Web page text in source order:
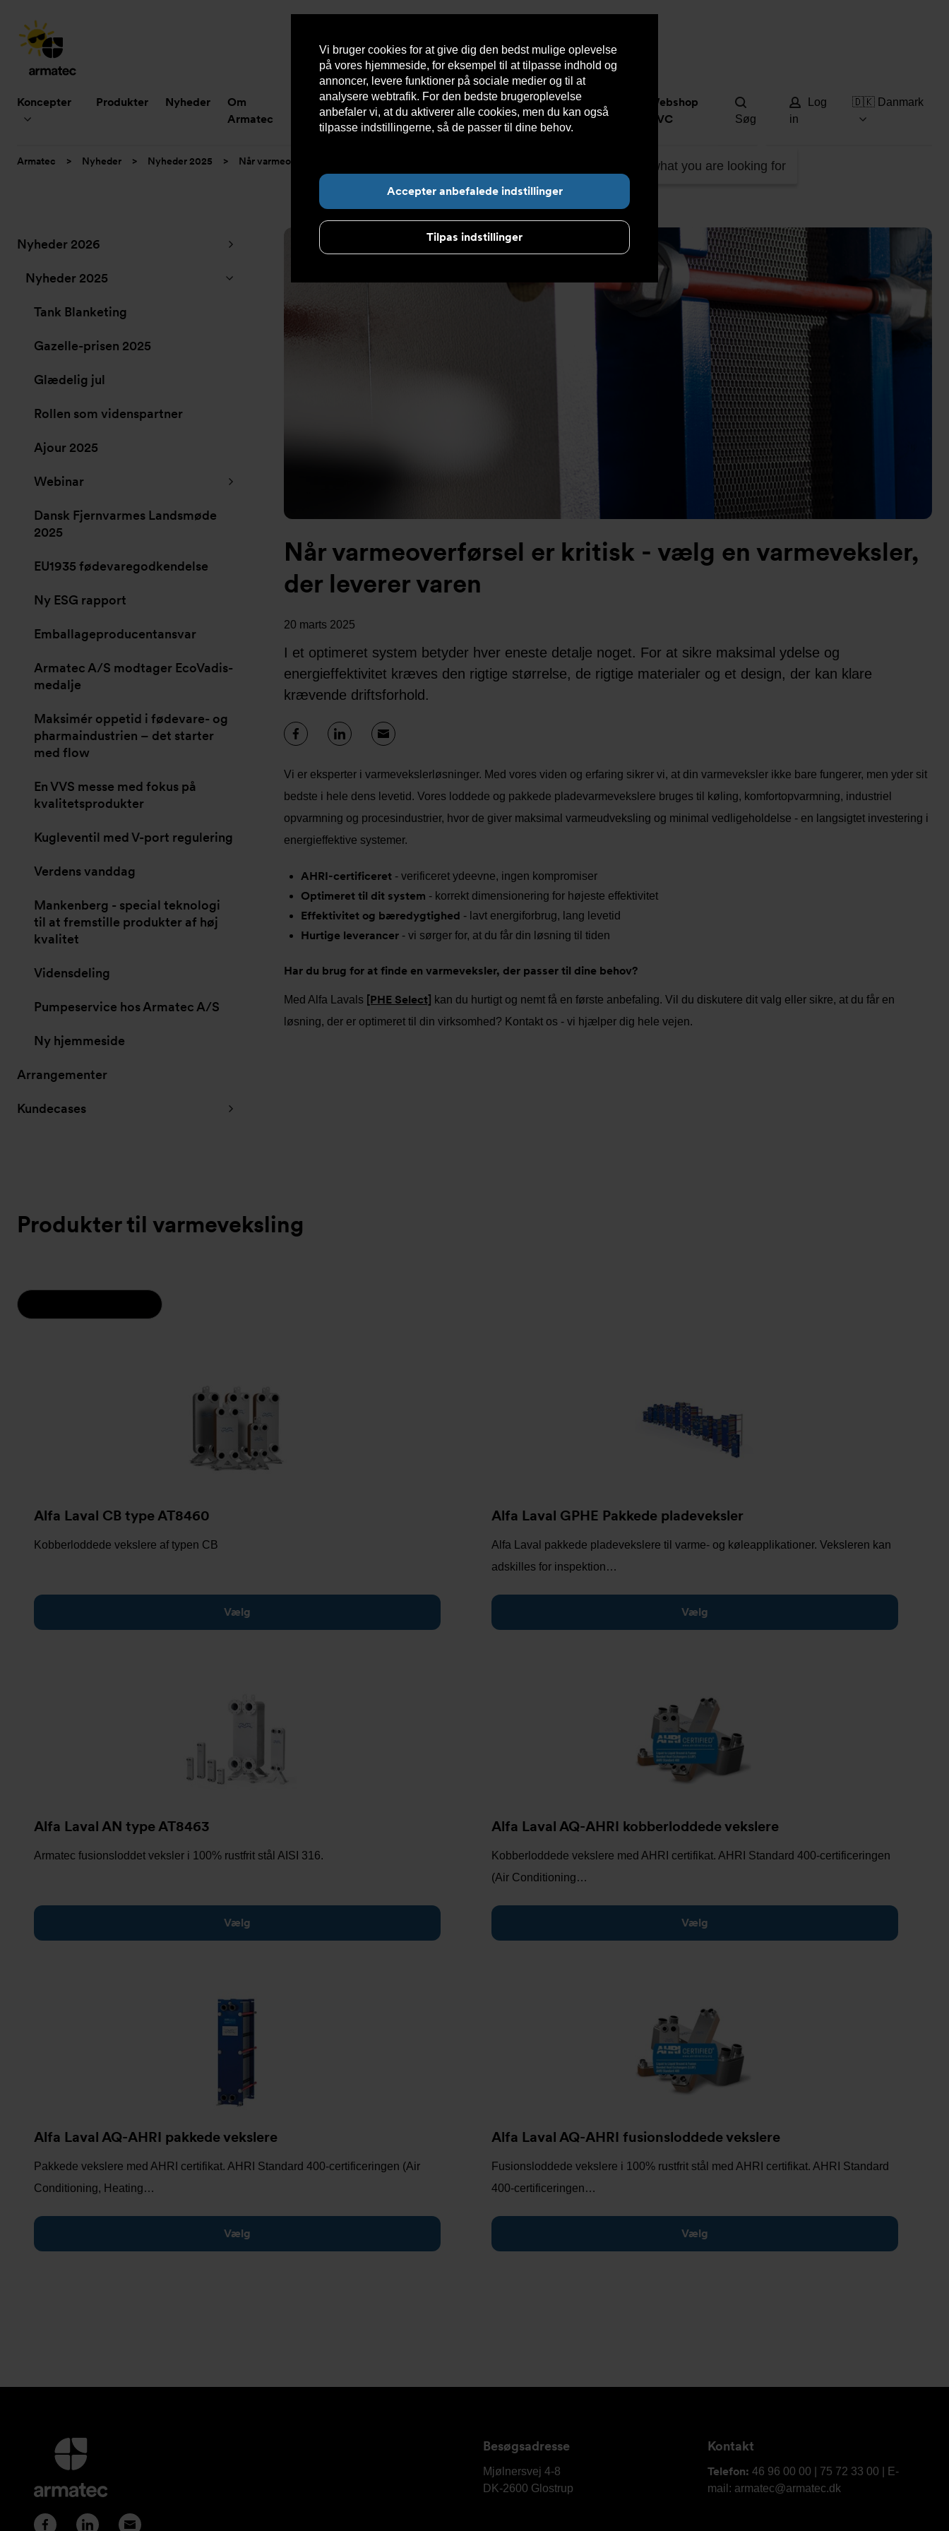
Vi bruger cookies for at give dig den bedst mulige oplevelse
på vores hjemmeside, for eksempel til at tilpasse indhold og
annoncer, levere funktioner på sociale medier og til at
analysere webtrafik. For den bedste brugeroplevelse
anbefaler vi, at du aktiverer alle cookies, men du kan også
tilpasse indstillingerne, så de passer til dine behov.
Accepter anbefalede indstillinger
Tilpas indstillinger
Koncepter Produkter Nyheder
Om
Armatec
Bæredygtighed
Kontakt
os
Teknisk
hjælp
Kundeservice
Webshop
DVC
Find what you are looking for
Søg
Log
in
🇩🇰 Danmark
Du
Armatec > Nyheder > Nyheder 2025 > Når varmeoverførsel er kritisk - vælg en varmeveksler, der leverer varen
for
Nyheder 2026
Nyheder 2025
Tank Blanketing
Gazelle-prisen 2025
Glædelig jul
Rollen som videnspartner
Ajour 2025
Webinar
Dansk Fjernvarmes Landsmøde
2025
EU1935 fødevaregodkendelse
Ny ESG rapport
Emballageproducentansvar
Armatec A/S modtager EcoVadis-
medalje
Maksimér oppetid i fødevare- og
pharmaindustrien – det starter
med flow
En VVS messe med fokus på
kvalitetsprodukter
Kugleventil med V-port regulering
Verdens vanddag
Mankenberg - special teknologi
til at fremstille produkter af høj
kvalitet
Vidensdeling
Pumpeservice hos Armatec A/S
Ny hjemmeside
Arrangementer
Kundecases
Når varmeoverførsel er kritisk - vælg en varmeveksler,
der leverer varen
20 marts 2025
I et optimeret system betyder hver eneste detalje noget. For at sikre maksimal ydelse og
energieffektivitet kræves den rigtige størrelse, de rigtige materialer og et design, der kan klare
krævende driftsforhold.
Vi er eksperter i varmevekslerløsninger. Med vores viden og erfaring sikrer vi, at din varmeveksler ikke bare fungerer, men yder sit
bedste i hele dens levetid. Vores loddede og pakkede pladevarmevekslere bruges til køling, komfortopvarmning, industriel
opvarmning og procesindustrier, hvor de giver maksimal varmeudveksling og minimal vedligeholdelse - en langsigtet investering i
energieffektive systemer.
AHRI-certificeret - verificeret ydeevne, ingen kompromiser
Optimeret til dit system - korrekt dimensionering for højeste effektivitet
Effektivitet og bæredygtighed - lavt energiforbrug, lang levetid
Hurtige leverancer - vi sørger for, at du får din løsning til tiden
Har du brug for at finde en varmeveksler, der passer til dine behov?
Med Alfa Lavals [PHE Select] kan du hurtigt og nemt få en første anbefaling. Vil du diskutere dit valg eller sikre, at du får en
løsning, der er optimeret til din virksomhed? Kontakt os - vi hjælper dig hele vejen.
Produkter til varmeveksling
Alfa Laval CB type AT8460
Kobberloddede vekslere af typen CB
Vælg
Alfa Laval GPHE Pakkede pladeveksler
Alfa Laval pakkede pladevekslere til varme- og køleapplikationer. Veksleren kan
adskilles for inspektion…
Vælg
Alfa Laval AN type AT8463
Armatec fusionsloddet veksler i 100% rustfrit stål AISI 316.
Vælg
Alfa Laval AQ-AHRI kobberloddede vekslere
Kobberloddede vekslere med AHRI certifikat. AHRI Standard 400-certificeringen
(Air Conditioning…
Vælg
Alfa Laval AQ-AHRI pakkede vekslere
Pakkede vekslere med AHRI certifikat. AHRI Standard 400-certificeringen (Air
Conditioning, Heating…
Vælg
Alfa Laval AQ-AHRI fusionsloddede vekslere
Fusionsloddede vekslere i 100% rustfrit stål med AHRI certifikat. AHRI Standard
400-certificeringen…
Vælg
Yderligere
information
kontaktoplysninger
Besøgsadresse
Armatec
Mjølnersvej 4-8
DK-2600 Glostrup
Kontakt
Telefon: 46 96 00 00 | 75 72 33 00 | E-
mail: armatec@armatec.dk